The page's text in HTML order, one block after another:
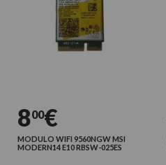
800€
MODULO WIFI 9560NGW MSI
MODERN14 E10 RBSW-025ES